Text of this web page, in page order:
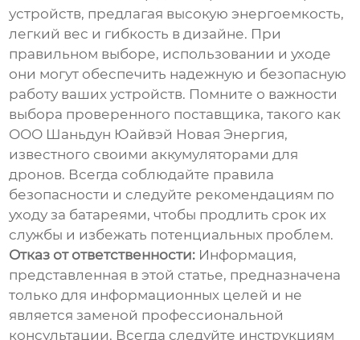
устройств, предлагая высокую энергоемкость,
легкий вес и гибкость в дизайне. При
правильном выборе, использовании и уходе
они могут обеспечить надежную и безопасную
работу ваших устройств. Помните о важности
выбора проверенного поставщика, такого как
ООО Шаньдун Юайвэй Новая Энергия,
известного своими аккумуляторами для
дронов. Всегда соблюдайте правила
безопасности и следуйте рекомендациям по
уходу за батареями, чтобы продлить срок их
службы и избежать потенциальных проблем.
Отказ от ответственности: Информация,
представленная в этой статье, предназначена
только для информационных целей и не
является заменой профессиональной
консультации. Всегда следуйте инструкциям